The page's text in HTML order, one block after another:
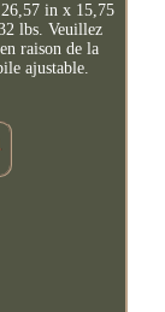
in x 15,75
lbs. Veuillez
raison de la
ajustable.